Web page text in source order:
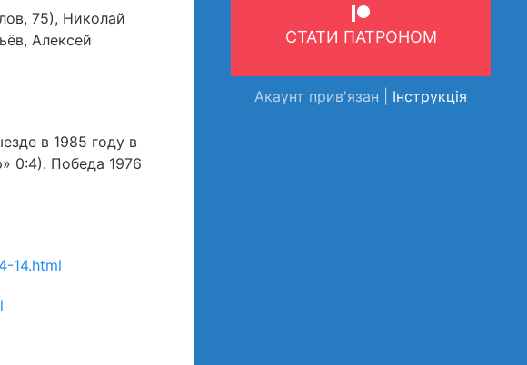
75), Николай
Алексей
в 1985 году в
0:4). Победа 1976
14.html
СТАТИ ПАТРОНОМ
Акаунт прив'язан | Інструкція